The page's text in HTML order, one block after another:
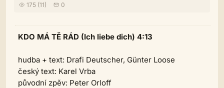
175 (11)
0
KDO MÁ TĚ RÁD (Ich liebe dich) 4:13
hudba + text: Drafi Deutscher, Günter Loose
český text: Karel Vrba
původní zpěv: Peter Orloff